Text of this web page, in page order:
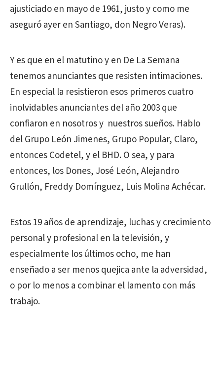
ajusticiado en mayo de 1961, justo y como me
aseguró ayer en Santiago, don Negro Veras).
Y es que en el matutino y en De La Semana
tenemos anunciantes que resisten intimaciones.
En especial la resistieron esos primeros cuatro
inolvidables anunciantes del año 2003 que
confiaron en nosotros y nuestros sueños. Hablo
del Grupo León Jimenes, Grupo Popular, Claro,
entonces Codetel, y el BHD. O sea, y para
entonces, los Dones, José León, Alejandro
Grullón, Freddy Domínguez, Luis Molina Achécar.
Estos 19 años de aprendizaje, luchas y crecimiento
personal y profesional en la televisión, y
especialmente los últimos ocho, me han
enseñado a ser menos quejica ante la adversidad,
o por lo menos a combinar el lamento con más
trabajo.